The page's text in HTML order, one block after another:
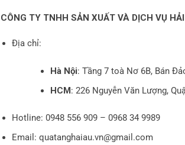
CÔNG TY TNHH SẢN XUẤT VÀ DỊCH VỤ
Địa chỉ:
Hà Nội: Tầng 7 toà Nơ 6B, Bán
HCM: 226 Nguyễn Văn Lượng,
Hotline: 0948 556 909 – 0968 34 9989
Email: quatanghaiau.vn@gmail.com